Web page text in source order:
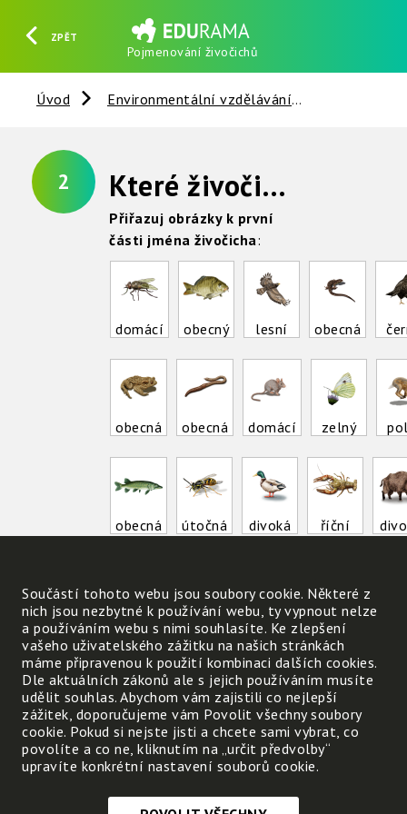
ZPĚT
Pojmenování živočichů
HLEDAT REGISTROVAT PŘIHLÁSIT SE
Úvod Environmentální vzdělávání
2 Které živočichy umíš pojmenovat ?
Přiřazuj obrázky k první
části jména živočicha:
domácí obecný lesní obecná
obecná obecná domácí zelný
obecná útočná divoká říční
kapr ropucha káně liška
zařadil(a)?
Součástí tohoto webu jsou soubory cookie. Některé z
nich jsou nezbytné k používání webu, ty vypnout nelze
a používáním webu s nimi souhlasíte. Ke zlepšení
vašeho uživatelského zážitku na našich stránkách
máme připravenou k použití kombinaci dalších cookies.
Dle aktuálních zákonů ale s jejich používáním musíte
udělit souhlas. Abychom vám zajistili co nejlepší
zážitek, doporučujeme vám Povolit všechny soubory
cookie. Pokud si nejste jisti a chcete sami vybrat, co
povolíte a co ne, kliknutím na „určit předvolby“
upravíte konkrétní nastavení souborů cookie.